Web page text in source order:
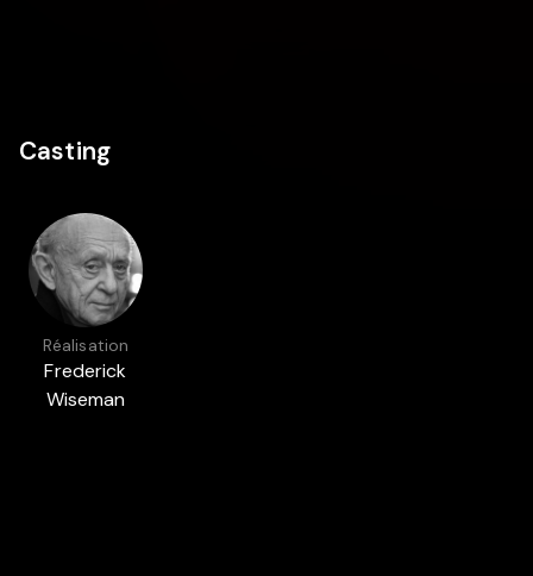
Casting
Réalisation
Frederick
Wiseman